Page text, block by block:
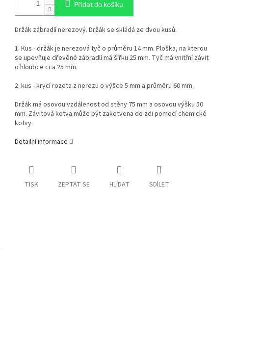
Přidat do košíku
Držák zábradlí nerezový. Držák se skládá ze dvou kusů.
1. Kus - držák je nerezová tyč o průměru 14 mm. Ploška, na kterou
se upevňuje dřevěné zábradlí má šířku 25 mm. Tyč má vnitřní závit
o hloubce cca 25 mm.
2. kus - krycí rozeta z nerezu o výšce 5 mm a průměru 60 mm.
Držák má osovou vzdálenost od stěny 75 mm a osovou výšku 50
mm. Závitová kotva může být zakotvena do zdi pomocí chemické
kotvy.
Detailní informace
TISK ZEPTAT SE HLÍDAT SDÍLET